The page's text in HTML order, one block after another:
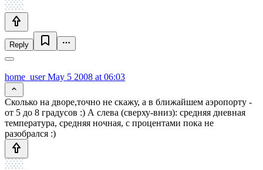
Reply
home_userMay 5 2008 at 06:03
Сколько на дворе,точно не скажу, а в ближайшем аэропорту -
от 5 до 8 градусов :) А слева (сверху-вниз): средняя дневная
температура, средняя ночная, с процентами пока не
разобрался :)